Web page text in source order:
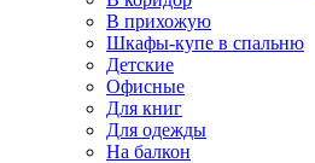
В прихожую
Шкафы-купе в спальню
Детские
Офисные
Для книг
Для одежды
На балкон